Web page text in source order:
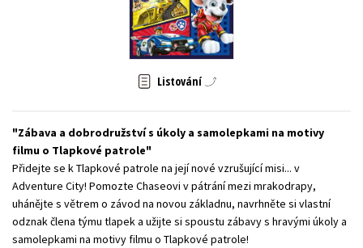
Zahraniční literatura
Všechny tituly
Listování
Zábava a dobrodružství s úkoly a samolepkami na motivy
filmu o Tlapkové patrole
Přidejte se k Tlapkové patrole na její nové vzrušující misi... v
Adventure City! Pomozte Chaseovi v pátrání mezi mrakodrapy,
uhánějte s větrem o závod na novou základnu, navrhněte si vlastní
odznak člena týmu tlapek a užijte si spoustu zábavy s hravými úkoly a
samolepkami na motivy filmu o Tlapkové patrole!